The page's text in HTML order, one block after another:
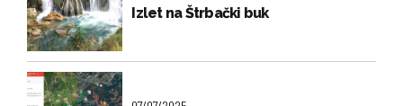
Izlet na Štrbački buk